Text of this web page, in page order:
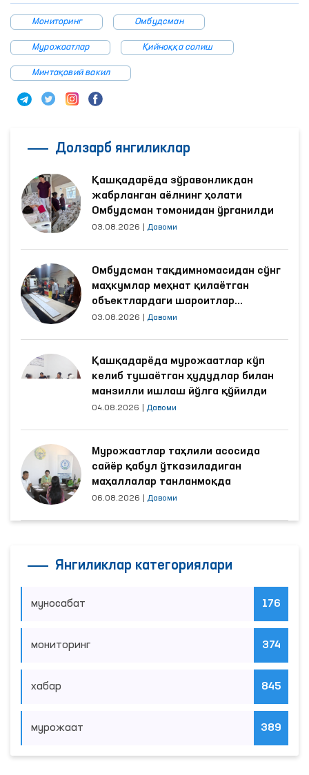
Мониторинг Омбудсман
Мурожаатлар Қийноққа солиш
Минтақавий вакил
Долзарб янгиликлар
Қашқадарёда зўравонликдан
жабрланган аёлнинг ҳолати
Омбудсман томонидан ўрганилди
03.08.2026 Давоми
Омбудсман тақдимномасидан сўнг
маҳкумлар меҳнат қилаётган
объектлардаги шароитлар
яхшиланди
03.08.2026 Давоми
Қашқадарёда мурожаатлар кўп
келиб тушаётган ҳудудлар билан
манзилли ишлаш йўлга қўйилди
04.08.2026 Давоми
Мурожаатлар таҳлили асосида
сайёр қабул ўтказиладиган
маҳаллалар танланмоқда
06.08.2026 Давоми
Янгиликлар категориялари
муносабат 176
мониторинг 374
хабар 845
мурожаат 389